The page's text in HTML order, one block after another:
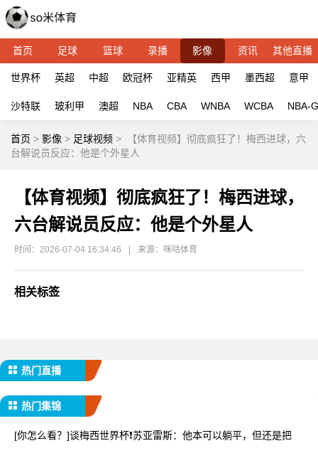
首页 足球 篮球 录播 影像 资讯 其他直播
世界杯 英超 中超 欧冠杯 亚精英 西甲 墨西超 意甲
沙特联 玻利甲 澳超 NBA CBA WNBA WCBA NBA-G
首页 > 影像 > 足球视频 >
【体育视频】彻底疯狂了！梅西进球，六
台解说员反应：他是个外星人
【体育视频】彻底疯狂了！梅西进球，
六台解说员反应：他是个外星人
时间：2026-07-04 16:34:46 来源：咪咕体育
相关标签
热门直播
热门集锦
[你怎么看？]谈梅西世界杯❗苏亚雷斯：他本可以躺平，但还是把